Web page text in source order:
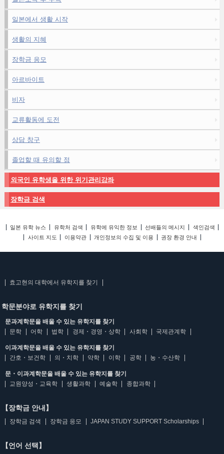
일본에서 생활 시작
생활의 지혜
장학금 응모
아르바이트
비자
교류활동에 도전
상담 창구
졸업할 때 유의할 점
외국인 유학생을 위한 위기관리강좌
장학금 검색
일본 유학 뉴스 유학처 검색 유학에 유익한 정보 선배들의 메시지
색인검색
사이트 지도
이용약관 개인정보의 수집 및 이용 권장 환경 안내
효고현의 대학에서 유학지를 찾기
학문분야로 유학지를 찾기
문과계학문을 배울 수 있는 유학지를 찾기
문학
어학 법학 경제・경영・상학 사회학 국제관계학
이과계학문을 배울 수 있는 유학지를 찾기
간호・보건학
의・치학 약학 이학 공학 농・수산학
문・이과계학문을 배울 수 있는 유학지를 찾기
교원양성・교육학
생활과학 예술학 종합과학
【장학금 안내】
장학금 검색 장학금 응모 JAPAN STUDY SUPPORT Scholarships
【언어 선택】